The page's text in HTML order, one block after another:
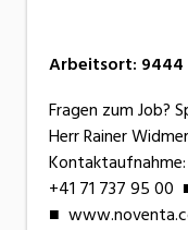
Arbeitsort: 9444
Fragen zum Job?
Herr Rainer
Kontaktaufnahme:
+41 71 737 95
■